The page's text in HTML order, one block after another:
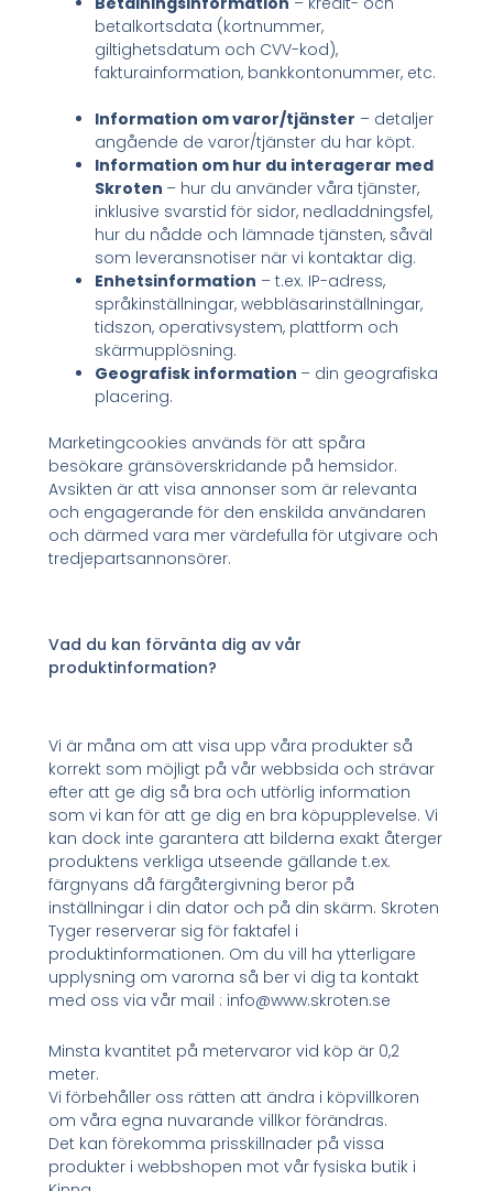
betalkortsdata (kortnummer,
giltighetsdatum och CVV-kod),
fakturainformation, bankkontonummer, etc.
Information om varor/tjänster – detaljer
angående de varor/tjänster du har köpt.
Information om hur du interagerar med
Skroten – hur du använder våra tjänster,
inklusive svarstid för sidor, nedladdningsfel,
hur du nådde och lämnade tjänsten, såväl
som leveransnotiser när vi kontaktar dig.
Enhetsinformation – t.ex. IP-adress,
språkinställningar, webbläsarinställningar,
tidszon, operativsystem, plattform och
skärmupplösning.
Geografisk information – din geografiska
placering.
Marketingcookies används för att spåra
besökare gränsöverskridande på hemsidor.
Avsikten är att visa annonser som är relevanta
och engagerande för den enskilda användaren
och därmed vara mer värdefulla för utgivare och
tredjepartsannonsörer.
Vad du kan förvänta dig av vår
produktinformation?
Vi är måna om att visa upp våra produkter så
korrekt som möjligt på vår webbsida och strävar
efter att ge dig så bra och utförlig information
som vi kan för att ge dig en bra köpupplevelse. Vi
kan dock inte garantera att bilderna exakt återger
produktens verkliga utseende gällande t.ex.
färgnyans då färgåtergivning beror på
inställningar i din dator och på din skärm. Skroten
Tyger reserverar sig för faktafel i
produktinformationen. Om du vill ha ytterligare
upplysning om varorna så ber vi dig ta kontakt
med oss via vår mail : info@www.skroten.se
Minsta kvantitet på metervaror vid köp är 0,2
meter.
Vi förbehåller oss rätten att ändra i köpvillkoren
om våra egna nuvarande villkor förändras.
Det kan förekomma prisskillnader på vissa
produkter i webbshopen mot vår fysiska butik i